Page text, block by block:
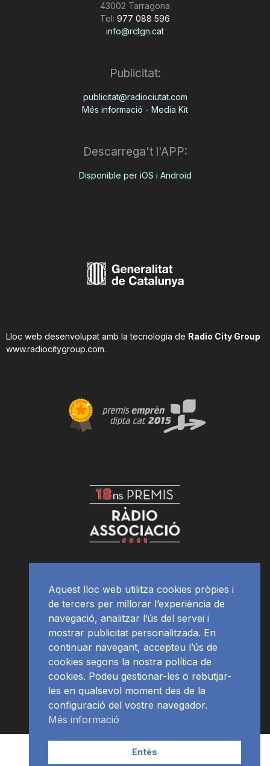
43002 Tarragona
Tel: 977 088 596
info@rctgn.cat
Publicitat:
publicitat@radiociutat.com
Més informació - Media Kit
Descarrega't l'APP:
Disponible per iOS i Android
Lloc web desenvolupat amb la tecnologia de Radio City Group
www.radiocitygroup.com.
APP Programació
Aquest lloc web utilitza cookies pròpies i
de tercers per millorar l’experiència de
navegació, analitzar l’ús del servei i
mostrar publicitat personalitzada. En
continuar navegant, accepteu l’ús de
cookies segons la nostra política de
cookies. Podeu gestionar-les o rebutjar-
les en qualsevol moment des de la
configuració del vostre navegador.
Més informació
Entès